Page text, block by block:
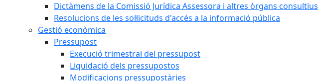
Dictàmens de la Comissió Jurídica Assessora i altres òrgans consultius
Resolucions de les sol·licituds d'accés a la informació pública
Gestió econòmica
Pressupost
Execució trimestral del pressupost
Liquidació dels pressupostos
Modificacions pressupostàries